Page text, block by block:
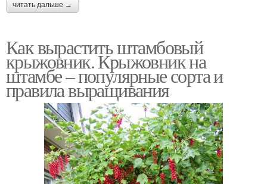
читать дальше →
Как вырастить штамбовый
крыжовник. Крыжовник на
штамбе – популярные сорта и
правила выращивания